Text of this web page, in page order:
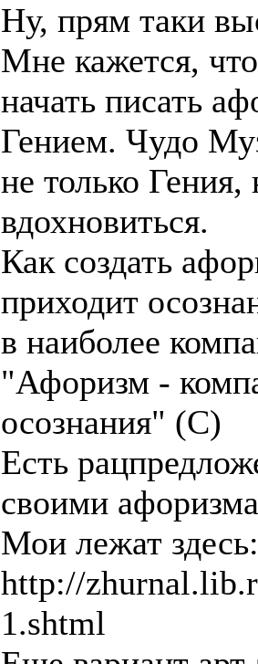
Ну, прям таки
Мне кажется,
начать писать
Гением. Чудо
не только Гения,
вдохновиться.
Как создать
приходит
в наиболее
"Афоризм -
осознания" (С)
Есть
своими
Мои лежат здесь:
http://
1.shtml